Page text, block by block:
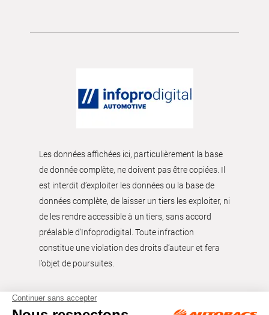
Les données affichées ici, particulièrement la base
de donnée complète, ne doivent pas être copiées. Il
est interdit d’exploiter les données ou la base de
données complète, de laisser un tiers les exploiter, ni
de les rendre accessible à un tiers, sans accord
préalable d'Infoprodigital. Toute infraction
constitue une violation des droits d’auteur et fera
l’objet de poursuites.